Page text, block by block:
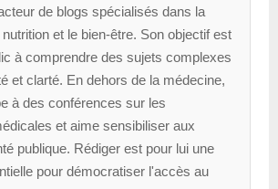
de blogs spécialisés dans la
et le bien-être. Son objectif est
à comprendre des sujets complexes
et clarté. En dehors de la médecine,
à des conférences sur les
et aime sensibiliser aux
publique. Rédiger est pour lui une
pour démocratiser l'accès au